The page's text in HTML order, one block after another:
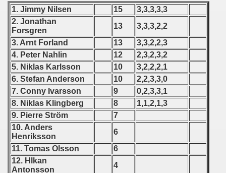
1. Jimmy Nilsen 15
3,3,3,3,3
2. Jonathan
Forsgren
13
3,3,3,2,2
3. Arnt Forland
13
3,3,2,2,3
4. Peter Nahlin
12
2,3,2,3,2
5. Niklas Karlsson
10
3,2,2,2,1
6. Stefan Anderson
10
2,2,3,3,0
7. Conny Ivarsson
9
0,2,3,3,1
8. Niklas Klingberg
8
1,1,2,1,3
9. Pierre Ström
7
10. Anders
Henriksson
6
11. Tomas Olsson
6
12. Hlkan
Antonsson
4
1984
1986